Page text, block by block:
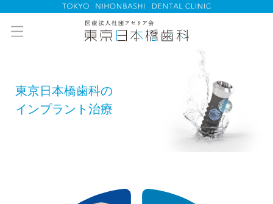
東京日本橋歯科の
インプラント治療